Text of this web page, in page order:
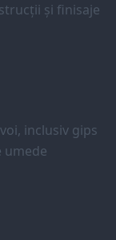
și finisaje
inclusiv gips